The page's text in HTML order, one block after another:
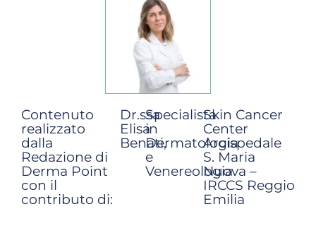
Contenuto
realizzato
dalla
Redazione di
Derma Point
con il
contributo di:
Dr.ssa
Elisa
Benati,
Specialista
in
Dermatologia
e
Venereologia
Skin Cancer
Center
Arcispedale
S. Maria
Nuova –
IRCCS Reggio
Emilia